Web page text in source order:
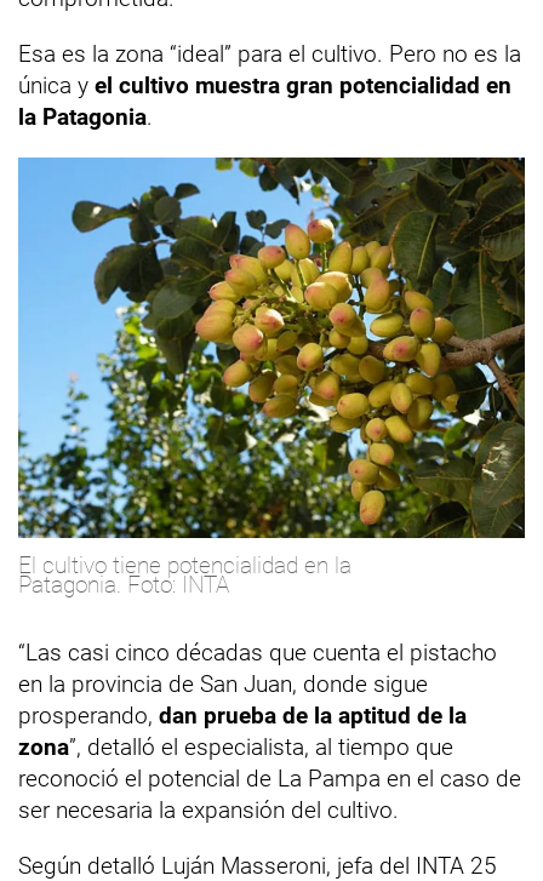
Esa es la zona “ideal” para el cultivo. Pero no es la
única y el cultivo muestra gran potencialidad en
la Patagonia.
El cultivo tiene potencialidad en la
Patagonia. Foto: INTA
“Las casi cinco décadas que cuenta el pistacho
en la provincia de San Juan, donde sigue
prosperando, dan prueba de la aptitud de la
zona”, detalló el especialista, al tiempo que
reconoció el potencial de La Pampa en el caso de
ser necesaria la expansión del cultivo.
Según detalló Luján Masseroni, jefa del INTA 25